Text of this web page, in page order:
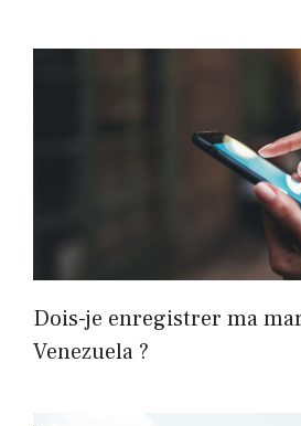
Dois-je enregistrer ma
Venezuela ?